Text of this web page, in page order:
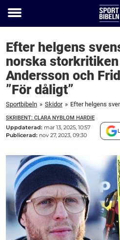
Toggle
Efter helgens
norska storkritiken
Andersson och
”För dåligt”
Sportbibeln » Skidor »
SKRIBENT: CLARA NYBLOM HARDIE
Uppdaterad: mar 13, 2025, 10:57
Publicerad: nov 27, 2023, 09:30